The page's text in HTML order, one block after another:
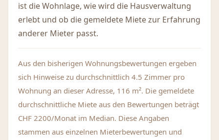
ist die Wohnlage, wie wird die Hausverwaltung
erlebt und ob die gemeldete Miete zur Erfahrung
anderer Mieter passt.
Aus den bisherigen Wohnungsbewertungen ergeben
sich Hinweise zu durchschnittlich 4.5 Zimmer pro
Wohnung an dieser Adresse, 116 m². Die gemeldete
durchschnittliche Miete aus den Bewertungen beträgt
CHF 2200/Monat im Median. Diese Angaben
stammen aus einzelnen Mieterbewertungen und